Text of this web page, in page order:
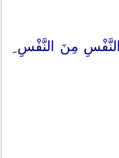
مِنَ النَّفْسِ